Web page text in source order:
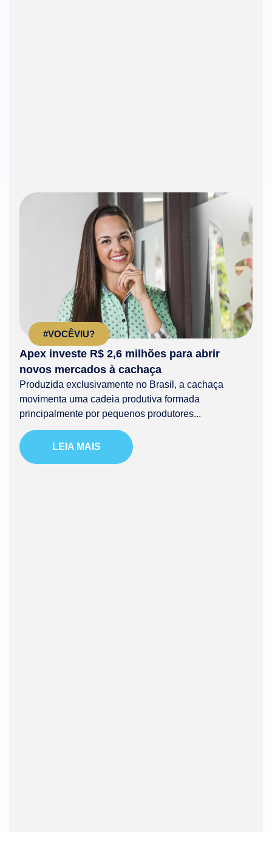
#VOCÊVIU?
Apex investe R$ 2,6 milhões para abrir
novos mercados à cachaça
Produzida exclusivamente no Brasil, a cachaça
movimenta uma cadeia produtiva formada
principalmente por pequenos produtores...
LEIA MAIS